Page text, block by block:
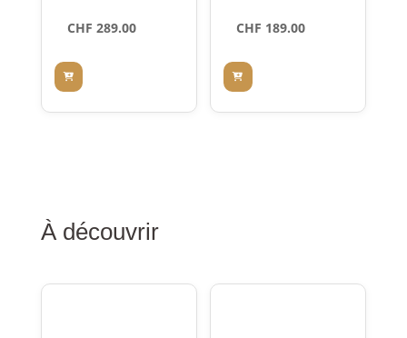
CHF 289.00 CHF 189.00
À découvrir